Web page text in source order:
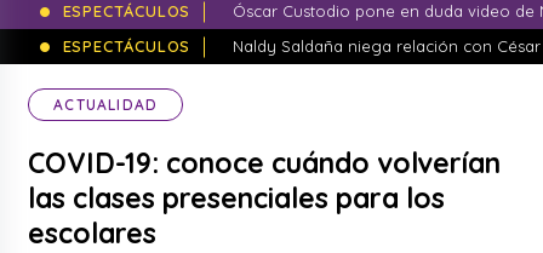
ESPECTÁCULOS
Óscar Custodio pone en duda video de
ESPECTÁCULOS
Naldy Saldaña niega relación con
ACTUALIDAD
COVID-19: conoce cuándo volverían
las clases presenciales para los
escolares